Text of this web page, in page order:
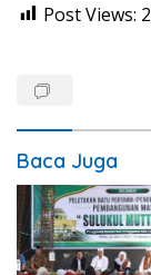
Post Views:
Baca Juga